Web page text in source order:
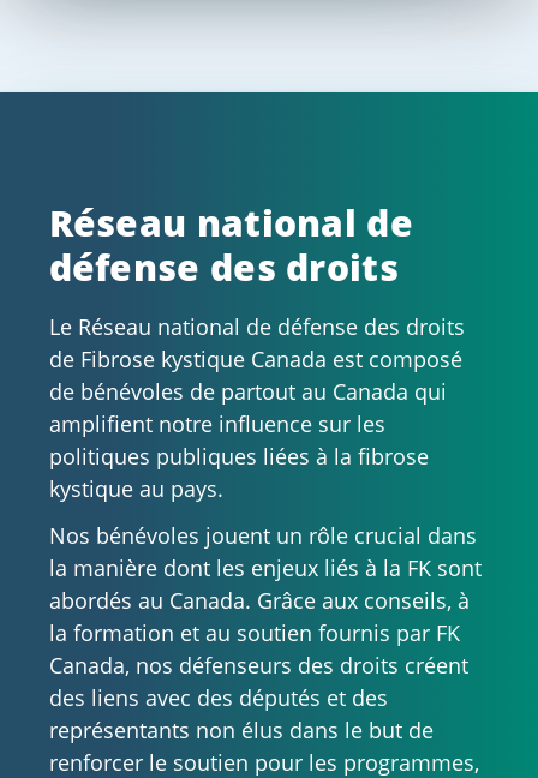
Réseau national de
défense des droits
Le Réseau national de défense des droits
de Fibrose kystique Canada est composé
de bénévoles de partout au Canada qui
amplifient notre influence sur les
politiques publiques liées à la fibrose
kystique au pays.
Nos bénévoles jouent un rôle crucial dans
la manière dont les enjeux liés à la FK sont
abordés au Canada. Grâce aux conseils, à
la formation et au soutien fournis par FK
Canada, nos défenseurs des droits créent
des liens avec des députés et des
représentants non élus dans le but de
renforcer le soutien pour les programmes,